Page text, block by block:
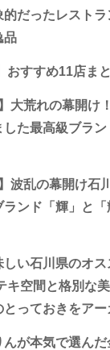
的だったレスト
品
おすすめ11店ま
大荒れの幕開け
た最高級ブラン
波乱の幕開け石
ンド「輝」と
しい石川県のオ
キ空間と格別な
っておきをアー
んが本気で選ん